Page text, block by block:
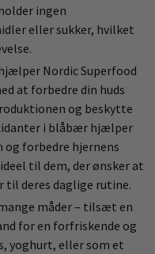
ingen
eller sukker, hvilket
Nordic Superfood
at forbedre din huds
og beskytte
i blåbær hjælper
og forbedre hjernens
til dem, der ønsker at
til deres daglige rutine.
måder – tilsæt en
for en forfriskende og
yoghurt, eller som et